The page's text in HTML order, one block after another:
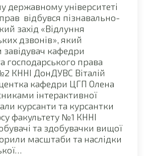
державному університеті
відбувся пізнавально-
захід «Відлуння
дзвонів», який
завідувач кафедри
господарського права
КННІ ДонДУВС Віталій
кафедри ЦГП Олена
інтерактивної
курсанти та курсантки
факультету №1 КННІ
та здобувачки вищої
масштаби та наслідки